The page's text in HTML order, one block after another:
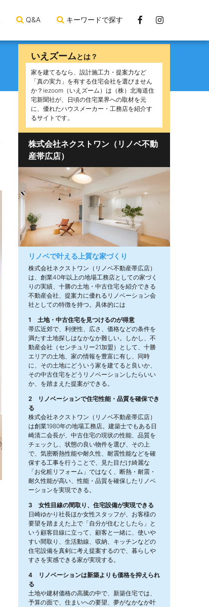
Facebook
ジ
Instagram
Q&A キーワードで探す
いえズームとは？
家を建てるなら、設計施工力・提案力など
「真の実力」を有する住宅会社を選びません
か？iezoom（いえズーム）は（株）北海道住
宅新聞社が、日頃の住宅業界への取材を元
に、優れたハウスメーカー・工務店を紹介す
るサイトです。
株式会社ネクストワン（リノベ不動
産帯広店）
リノベで叶える上質な家づくり
株式会社ネクストワン（リノベ不動産帯広店）
は、創業40年以上の地場工務店としての家づく
りの実績、十勝の土地・中古住宅を紹介できる
不動産会社、提案力に優れるリノベーション会
社としての特徴を持つ。具体的には
1 土地・中古住宅を見つけるのが得意
帯広近郊で、利便性、広さ、価格などの条件を
満たす土地探しはなかなか難しい。しかし、不
動産会社（センチュリー21加盟）として、十勝
エリアの土地、家の情報を豊富に有し、同時
に、その土地にどういう家を建てると良いか、
その中古住宅をどうリノベーションしたらいい
か、を踏まえた提案ができる。
2 リノベーションで住宅性能・品質を確保でき
る
株式会社ネクストワン（リノベ不動産帯広店）
は創業1980年の地場工務店。建築士でもある日
崎清二会長が、中古住宅の現状の性能、品質を
チェックし、状態の良い物件を選び、その上
で、気密断熱性能や耐久性、耐震性能などを確
保する工事を行うことで、見た目だけ綺麗な
「お化粧リフォーム」ではなく、断熱・耐震・
耐久性能が高い、性能・品質を確保したリノベ
ーションを実現できる。
3 女性目線の間取り、住宅設備が実現できる
日崎ゆかり社長ほか女性スタッフが、お客様の
要望を踏まえた上で「自分が住むとしたら」と
いう顧客目線に立って、顧客と一緒に、使いや
すい間取り、生活動線、収納、キッチンなどの
住宅設備を真剣に考え提案するので、暮らしや
すさを実感できる家が実現する。
4 リノベーションは新築よりも価格を抑えられ
る
土地や建材価格の高騰の中で、新築住宅では、
予算の面で、住まいへの要望、夢がなかなか叶